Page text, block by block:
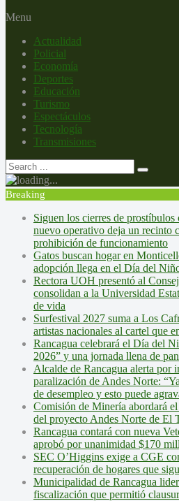
Menu
Actualidad
Policial
Economía
Deportes
Educación
Turismo
Espectáculos
Tecnología
Transmisiones
Breaking
Siguen los cierres de prostíbulos
nuevo operativo deja un recinto
prohibición de funcionamiento
Gatos buscan hogar en
adopción llega en el Día del
Rectora UOH presentó al
consolidan a la Universidad
de vida
Surfestival 2027 suma a Los
artistas nacionales al cartel que
Rancagua celebrará el Día del
2026” y una jornada llena de
Alcalde de Rancagua alerta por
paralización de Andes Norte:
de desempleo y esto puede
Comisión de Minería abordará
del proyecto Andes Norte de El
Rancagua contará con nueva
aprobó por unanimidad $170
SEC O’Higgins exige a CGE
recuperación de hogares que
Municipalidad de Rancagua
fiscalización que permitió